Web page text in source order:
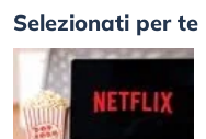
Selezionati per te